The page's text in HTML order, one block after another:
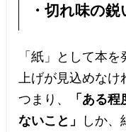
・切れ味の
「紙」として本
上げが見込めなけ
つまり、
「ある
ないこと」
しか、